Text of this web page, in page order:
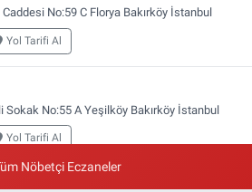
No:59 C Florya Bakırköy İstanbul
Yol Tarifi Al
No:55 A Yeşilköy Bakırköy İstanbul
Yol Tarifi Al
Nöbetçi Eczaneler